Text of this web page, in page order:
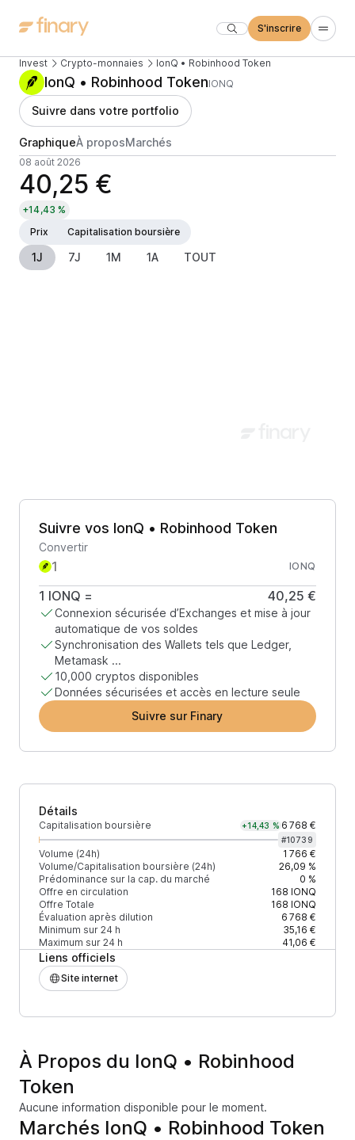
S'inscrire
Invest Crypto-monnaies IonQ • Robinhood Token
IonQ • Robinhood TokenIONQ
Suivre dans votre portfolio
GraphiqueÀ proposMarchés
08 août 2026
40,25 €
+14,43 %
Prix
Capitalisation boursière
1J 7J 1M 1A TOUT
Suivre vos IonQ • Robinhood Token
Convertir
IONQ
1 IONQ = 40,25 €
Connexion sécurisée d’Exchanges et mise à jour
automatique de vos soldes
Synchronisation des Wallets tels que Ledger,
Metamask ...
10,000 cryptos disponibles
Données sécurisées et accès en lecture seule
Suivre sur Finary
Détails
Capitalisation boursière +14,43 % 6 768 €
#10739
Volume (24h)
1 766 €
Volume/Capitalisation boursière (24h)
26,09 %
Prédominance sur la cap. du marché
0 %
Offre en circulation
168 IONQ
Offre Totale
168 IONQ
Évaluation après dilution
6 768 €
Minimum sur 24 h
35,16 €
Maximum sur 24 h
41,06 €
Liens officiels
Site internet
À Propos du IonQ • Robinhood
Token
Aucune information disponible pour le moment.
Marchés IonQ • Robinhood Token